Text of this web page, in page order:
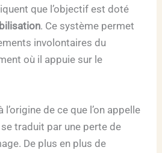
que l’objectif est doté
. Ce système permet
involontaires du
où il appuie sur le
de ce que l’on appelle
se traduit par une perte de
De plus en plus de